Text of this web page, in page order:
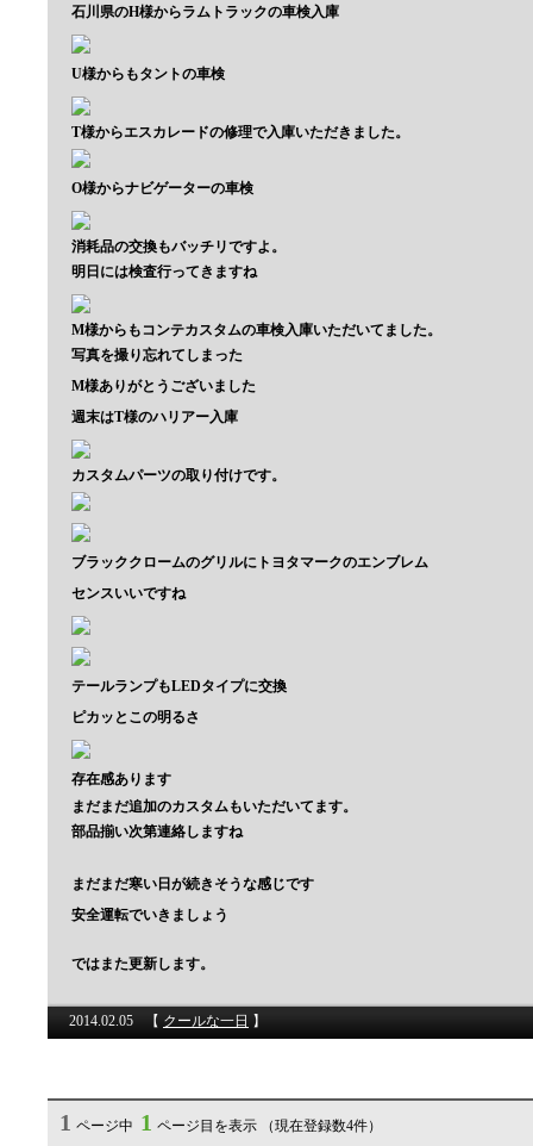
石川県のH様からラムトラックの車検入庫
U様からもタントの車検
T様からエスカレードの修理で入庫いただきました。
O様からナビゲーターの車検
消耗品の交換もバッチリですよ。
明日には検査行ってきますね
M様からもコンテカスタムの車検入庫いただいてました。
写真を撮り忘れてしまった
M様ありがとうございました
週末はT様のハリアー入庫
カスタムパーツの取り付けです。
ブラッククロームのグリルにトヨタマークのエンブレム
センスいいですね
テールランプもLEDタイプに交換
ピカッとこの明るさ
存在感あります
まだまだ追加のカスタムもいただいてます。
部品揃い次第連絡しますね
まだまだ寒い日が続きそうな感じです
安全運転でいきましょう
ではまた更新します。
2014.02.05 【 クールな一日 】
1 ページ中 1 ページ目を表示 （現在登録数4件）